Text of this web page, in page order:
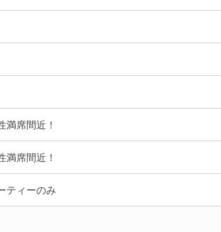
満席間近！
満席間近！
ティーのみ